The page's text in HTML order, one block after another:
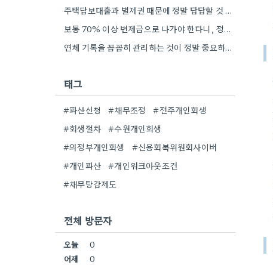
주택담보대출과 별제권 때문에 정말 답답할 것 같아요. 부동산 경매로 넘어갈 가능성까지 고려해야 하니, 신중하게 계획을…
보통 70% 이상 변제금으로 나가야 한다니, 정말 부담이 되네요. 특히 예상 못한 수수료 때문에 더…
연체 기록을 꼼꼼히 관리하는 것이 정말 중요하네요. 특히, 자동이체를 잊지 않도록 하는 게 핵심인 것…
태그
#파산신청 #채무조정
#전주개인회생
#회생절차
#수원개인회생
#의정부개인회생
#신용회복위원회사이버
#개인파산
#개인워크아웃조건
#채무탕감제도
전체 방문자
오늘
0
어제
0